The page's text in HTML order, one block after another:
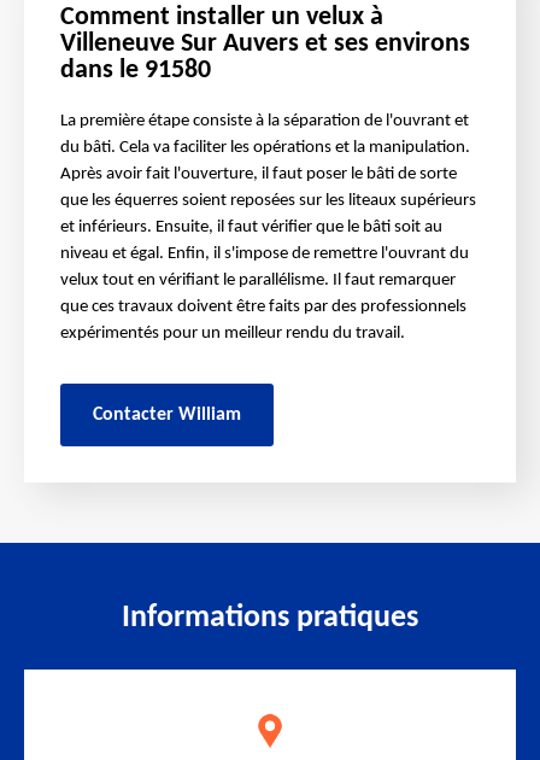
Comment installer un velux à
Villeneuve Sur Auvers et ses environs
dans le 91580
La première étape consiste à la séparation de l'ouvrant et
du bâti. Cela va faciliter les opérations et la manipulation.
Après avoir fait l'ouverture, il faut poser le bâti de sorte
que les équerres soient reposées sur les liteaux supérieurs
et inférieurs. Ensuite, il faut vérifier que le bâti soit au
niveau et égal. Enfin, il s'impose de remettre l'ouvrant du
velux tout en vérifiant le parallélisme. Il faut remarquer
que ces travaux doivent être faits par des professionnels
expérimentés pour un meilleur rendu du travail.
Contacter William
Informations pratiques